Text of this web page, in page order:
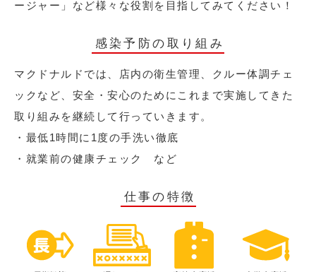
ージャー」など様々な役割を目指してみてください！
感染予防の取り組み
マクドナルドでは、店内の衛生管理、クルー体調チェ
ックなど、安全・安心のためにこれまで実施してきた
取り組みを継続して行っていきます。
・最低1時間に1度の手洗い徹底
・就業前の健康チェック など
仕事の特徴